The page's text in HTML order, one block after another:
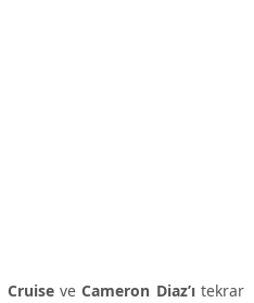
Cruiseve Cameron Diaz’ıtekrar